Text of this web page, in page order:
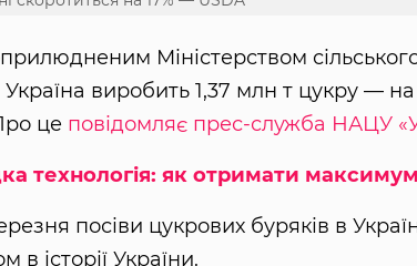
Міністерством
виробить 1,37 млн ​​т цукру —
це повідомляє прес-служба НАЦУ
технологія: як отримати
посіви цукрових буряків в
історії України.